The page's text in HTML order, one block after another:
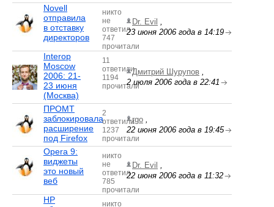
Novell
отправила
в отставку
директоров
никто
не
ответил
747
прочитали
Dr. Evil ,
23 июня 2006 года в 14:19
Interop
Moscow
2006: 21-
23 июня
(Москва)
11
ответили
1194
прочитали
Дмитрий Шурупов ,
2 июля 2006 года в 22:41
ПРОМТ
заблокировала
расширение
под Firefox
2
ответили
1237
прочитали
rgo ,
22 июня 2006 года в 19:45
Opera 9:
виджеты
это новый
веб
никто
не
ответил
785
прочитали
Dr. Evil ,
22 июня 2006 года в 11:32
HP
никто